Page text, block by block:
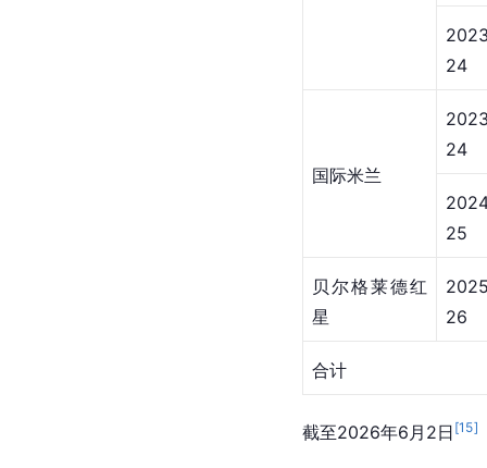
24
国际米兰
24
25
贝尔格莱德红
星
26
合计
截至2026年6月2日 [15]